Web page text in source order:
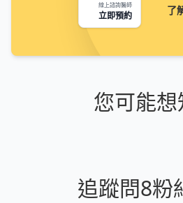
線上諮詢醫師
立即預約 了
您可能
追蹤問8粉